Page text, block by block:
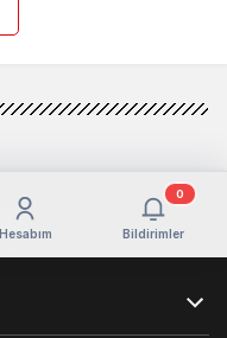
Hesabım Bildirimler
0